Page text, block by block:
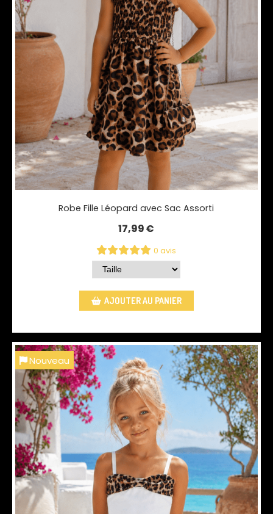
Robe Fille Léopard avec Sac Assorti
17,99€
0 avis
AJOUTER AU PANIER
Nouveau